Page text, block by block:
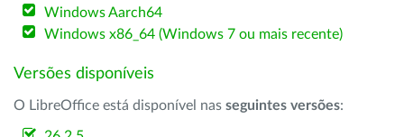
Windows Aarch64
Windows x86_64 (Windows 7 ou mais recente)
Versões disponíveis
O LibreOffice está disponível nas seguintes versões: